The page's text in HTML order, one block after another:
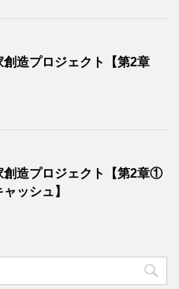
創造プロジェクト【第2章
創造プロジェクト【第2章①
ッシュ】